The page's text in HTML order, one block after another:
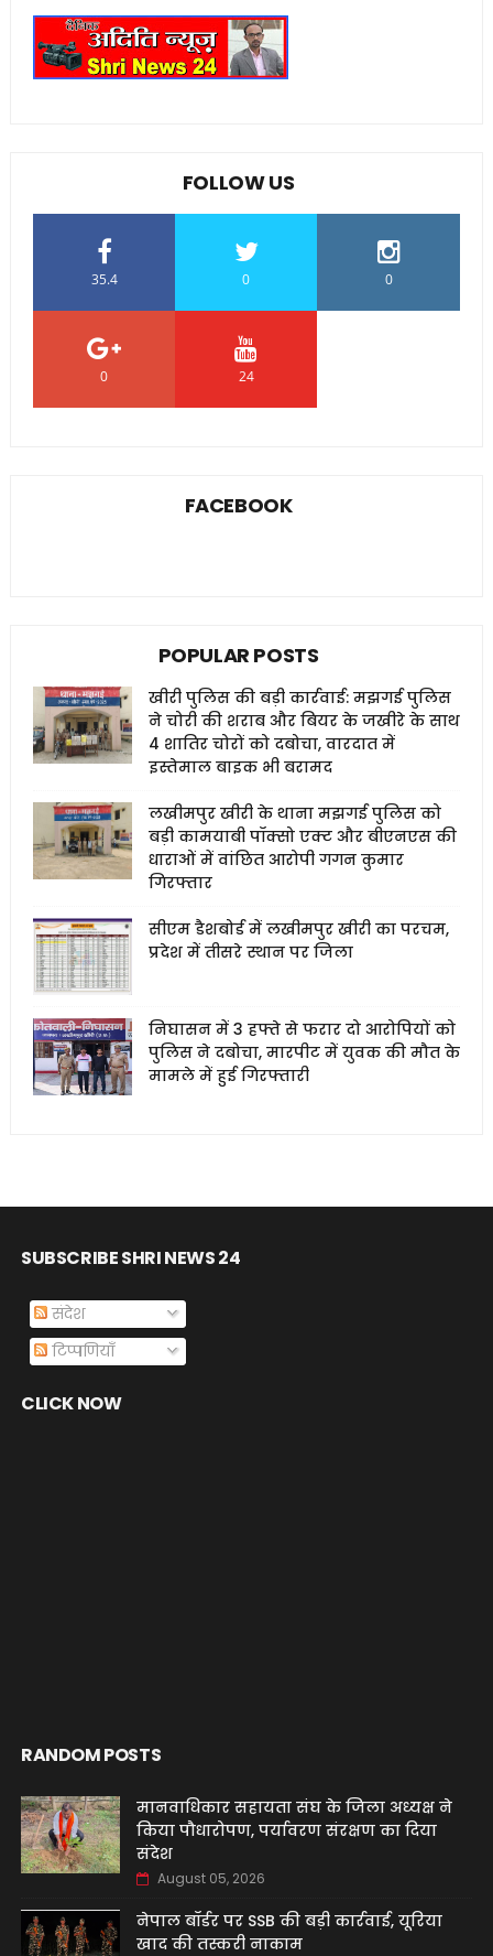
FOLLOW US
35.4 0 0
0 24
FACEBOOK
POPULAR POSTS
खीरी पुलिस की बड़ी कार्रवाई: मझगई पुलिस
ने चोरी की शराब और बियर के जखीरे के साथ
4 शातिर चोरों को दबोचा, वारदात में
इस्तेमाल बाइक भी बरामद
लखीमपुर खीरी के थाना मझगई पुलिस को
बड़ी कामयाबी पॉक्सो एक्ट और बीएनएस की
धाराओं में वांछित आरोपी गगन कुमार
गिरफ्तार
सीएम डैशबोर्ड में लखीमपुर खीरी का परचम,
प्रदेश में तीसरे स्थान पर जिला
निघासन में 3 हफ्ते से फरार दो आरोपियों को
पुलिस ने दबोचा, मारपीट में युवक की मौत के
मामले में हुई गिरफ्तारी
SUBSCRIBE SHRI NEWS 24
संदेश
टिप्पणियाँ
CLICK NOW
RANDOM POSTS
मानवाधिकार सहायता संघ के जिला अध्यक्ष ने
किया पौधारोपण, पर्यावरण संरक्षण का दिया
संदेश
August 05, 2026
नेपाल बॉर्डर पर SSB की बड़ी कार्रवाई, यूरिया
खाद की तस्करी नाकाम